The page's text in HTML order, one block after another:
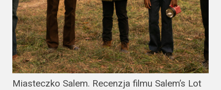
Miasteczko Salem. Recenzja filmu Salem’s Lot